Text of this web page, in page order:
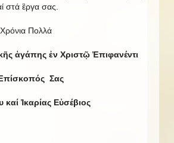
στά ἒργα σας.
Χρόνια Πολλά
ἀγάπης ἐν Χριστῷ Ἐπιφανέντι
Σας
Ἰκαρίας Εὐσέβιος